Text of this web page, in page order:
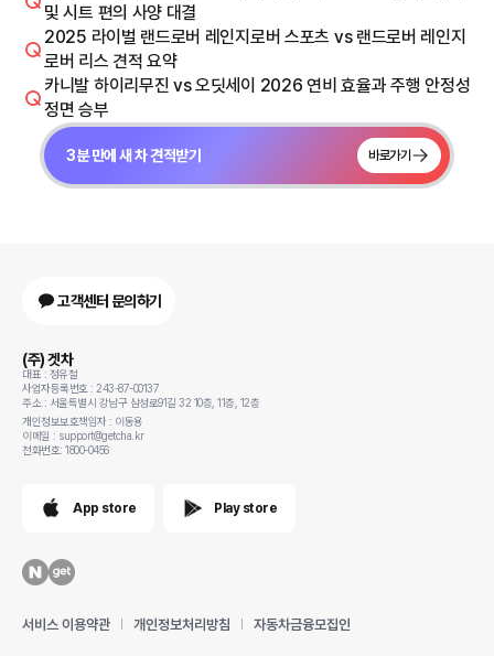
및 시트 편의 사양 대결
2025 라이벌 랜드로버 레인지로버 스포츠 vs 랜드로버 레인지
로버 리스 견적 요약
카니발 하이리무진 vs 오딧세이 2026 연비 효율과 주행 안정성
정면 승부
3분 만에 새 차 견적받기 바로가기
고객센터 문의하기
(주) 겟차
대표 : 정유철
사업자등록번호 : 243-87-00137
주소 : 서울특별시 강남구 삼성로91길 32 10층, 11층, 12층
개인정보보호책임자 : 이동용
이메일 : support@getcha.kr
전화번호: 1800-0456
App store Play store
서비스 이용약관 개인정보처리방침 자동차금융모집인